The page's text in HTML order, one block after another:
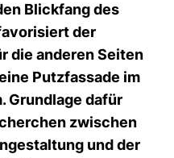
Blickfang des
der
die anderen Seiten
Putzfassade im
Grundlage dafür
zwischen
und der